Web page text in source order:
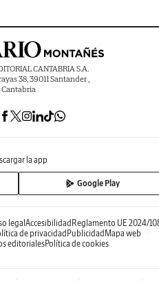
CANTABRIA S.A.
38, 39011 Santander ,
Cantabria
la app
Google Play
legalAccesibilidadReglamento UE 2024/
de privacidadPublicidadMapa web
editorialesPolítica de cookies